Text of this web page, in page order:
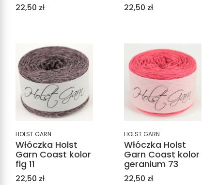
Cena
22,50 zł Cena
22,50 zł
HOLST GARN
Włóczka Holst
Garn Coast kolor
fig 11
Cena
22,50 zł
HOLST GARN
Włóczka Holst
Garn Coast kolor
geranium 73
Cena
22,50 zł